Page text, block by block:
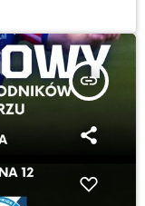
insert_link